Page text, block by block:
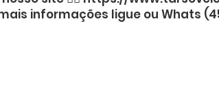
informações ligue ou Whats